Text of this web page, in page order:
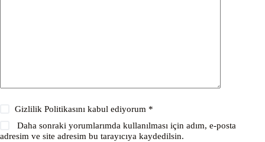
Gizlilik Politikasını kabul ediyorum *
Daha sonraki yorumlarımda kullanılması için adım, e-posta
adresim ve site adresim bu tarayıcıya kaydedilsin.